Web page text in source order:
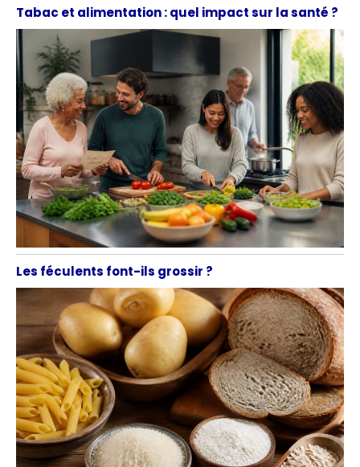
Tabac et alimentation : quel impact sur la santé ?
Les féculents font-ils grossir ?